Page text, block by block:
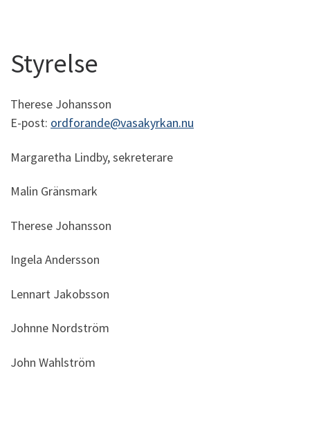
Styrelse
Therese Johansson
E-post: ordforande@vasakyrkan.nu
Margaretha Lindby, sekreterare
Malin Gränsmark
Therese Johansson
Ingela Andersson
Lennart Jakobsson
Johnne Nordström
John Wahlström